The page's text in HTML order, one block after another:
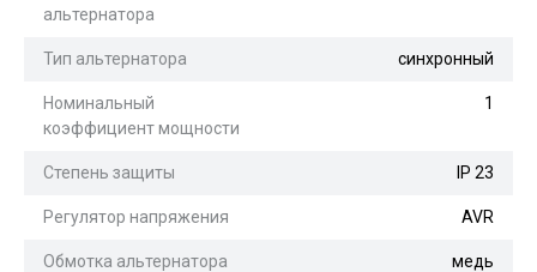
альтернатора
Тип альтернатора синхронный
Номинальный
коэффициент мощности
1
Степень защиты IP 23
Регулятор напряжения AVR
Обмотка альтернатора
медь